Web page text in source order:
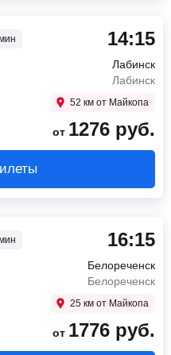
14:15
Лабинск
Лабинск
52 км от Майкопа
от 1276 руб.
16:15
Белореченск
Белореченск
25 км от Майкопа
от 1776 руб.